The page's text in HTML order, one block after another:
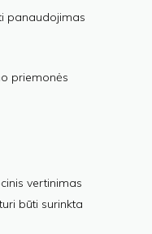
panaudojimas
priemonės
vertinimas
būti surinkta